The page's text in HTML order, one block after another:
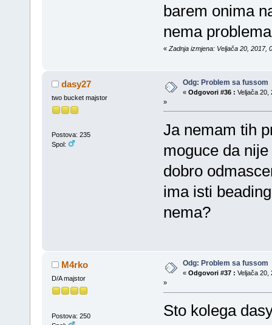
barem onima
nema
« Zadnja izmjena: Veljača 20, 2017,
dasy27
two bucket majstor
Postova: 235
Spol:
Odg: Problem sa fussom
« Odgovori #36 : Veljača 20,
»
Ja nemam tih
moguce da
dobro
ima isti
nema?
M4rko
D/A majstor
Postova: 250
Odg: Problem sa fussom
« Odgovori #37 : Veljača 20,
»
Sto kolega